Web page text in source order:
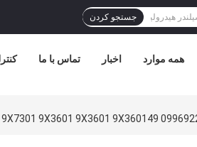
جستجو کردن
تماس با ما اخبار همه موارد